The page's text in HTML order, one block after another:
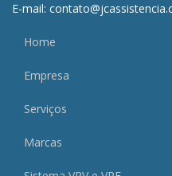
E-mail:
Home
Empresa
Serviços
Marcas